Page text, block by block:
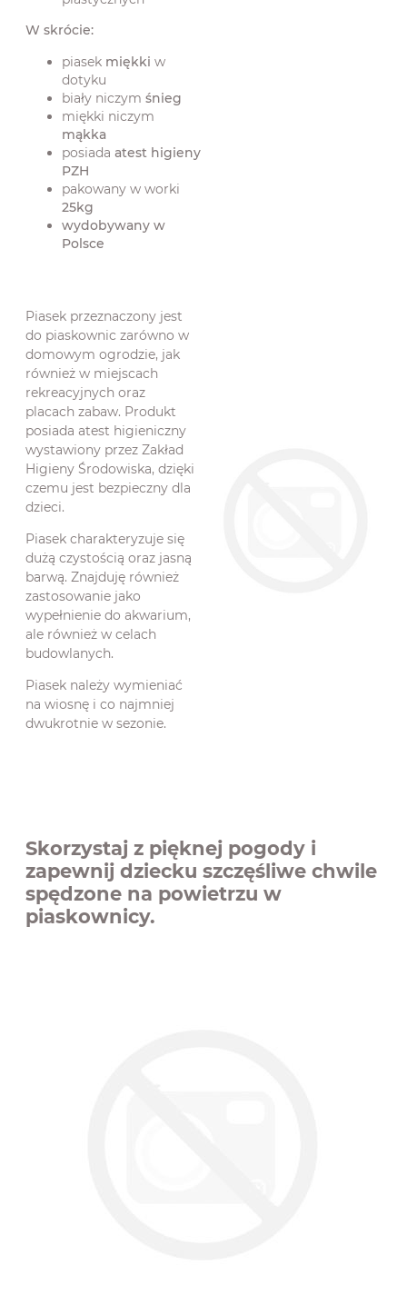
W skrócie:
piasek miękki w
dotyku
biały niczym śnieg
miękki niczym
mąkka
posiada atest higieny
PZH
pakowany w worki
25kg
wydobywany w
Polsce
Piasek przeznaczony jest
do piaskownic zarówno w
domowym ogrodzie, jak
również w miejscach
rekreacyjnych oraz
placach zabaw. Produkt
posiada atest higieniczny
wystawiony przez Zakład
Higieny Środowiska, dzięki
czemu jest bezpieczny dla
dzieci.
Piasek charakteryzuje się
dużą czystością oraz jasną
barwą. Znajduję również
zastosowanie jako
wypełnienie do akwarium,
ale również w celach
budowlanych.
Piasek należy wymieniać
na wiosnę i co najmniej
dwukrotnie w sezonie.
Skorzystaj z pięknej pogody i
zapewnij dziecku szczęśliwe chwile
spędzone na powietrzu w
piaskownicy.